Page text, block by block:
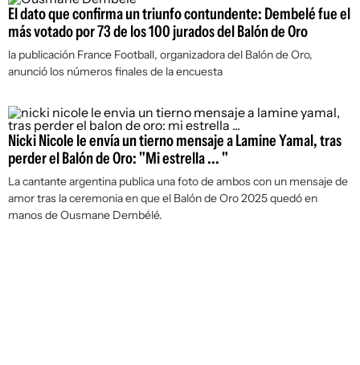
El dato que confirma un triunfo contundente: Dembelé fue el
más votado por 73 de los 100 jurados del Balón de Oro
la publicación France Football, organizadora del Balón de Oro,
anunció los números finales de la encuesta
Nicki Nicole le envía un tierno mensaje a Lamine Yamal, tras
perder el Balón de Oro: "Mi estrella ... "
La cantante argentina publica una foto de ambos con un mensaje de
amor tras la ceremonia en que el Balón de Oro 2025 quedó en
manos de Ousmane Dembélé.